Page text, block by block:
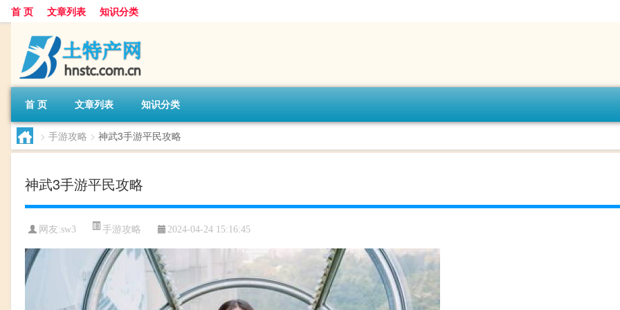
首 页 文章列表 知识分类
首 页 文章列表 知识分类
> 手游攻略 > 神武3手游平民攻略
神武3手游平民攻略
网友:sw3 手游攻略 2024-04-24 15:16:45